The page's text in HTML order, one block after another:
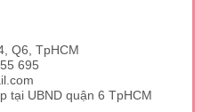
Q6, TpHCM
695
tại UBND quận 6 TpHCM